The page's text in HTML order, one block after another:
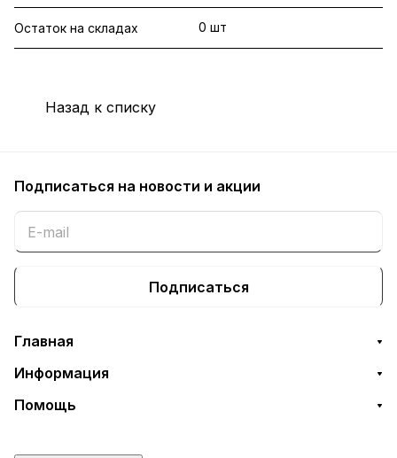
Остаток на складах 0 шт
Назад к списку
Подписаться на новости и акции
Подписаться
Главная
Информация
Помощь